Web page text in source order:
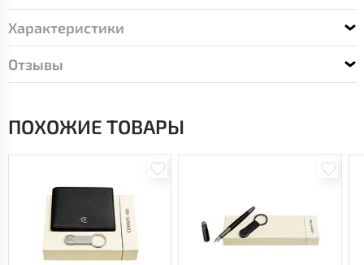
Характеристики
Отзывы
ПОХОЖИЕ ТОВАРЫ